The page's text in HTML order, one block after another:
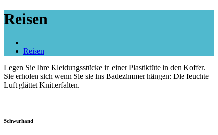
Reisen
Reisen
Legen Sie Ihre Kleidungsstücke in einer Plastiktüte in den Koffer.
Sie erholen sich wenn Sie sie ins Badezimmer hängen: Die feuchte
Luft glättet Knitterfalten.
Schwurhand